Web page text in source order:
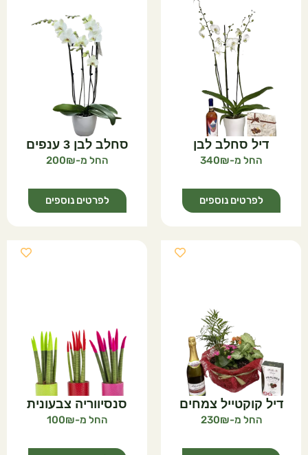
דיל סחלב לבן
340
לפרטים נוספים
סחלב לבן 3 ענפים
200
לפרטים נוספים
דיל קוקטייל צמחים
230
סנסיווריה צבעונית
100